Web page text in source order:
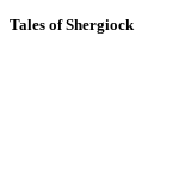
Tales of Shergiock